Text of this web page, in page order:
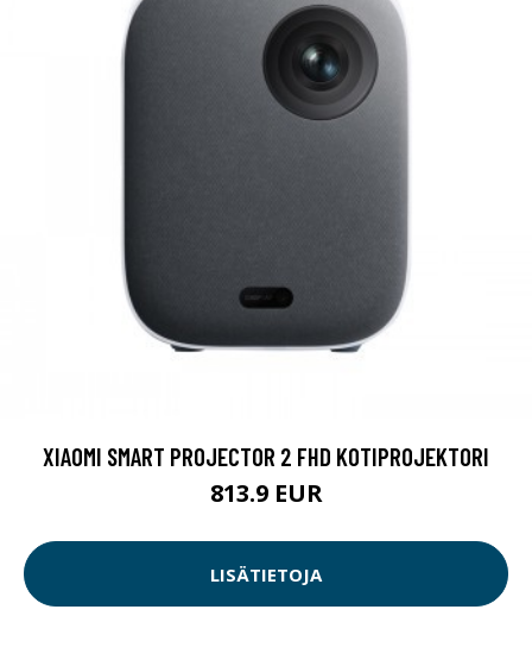
XIAOMI SMART PROJECTOR 2 FHD KOTIPROJEKTORI
813.9 EUR
LISÄTIETOJA